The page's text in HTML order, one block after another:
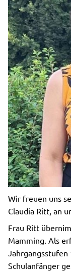
Wir freuen uns
Claudia Ritt, an
Frau Ritt
Mamming. Als
Schulanfänger